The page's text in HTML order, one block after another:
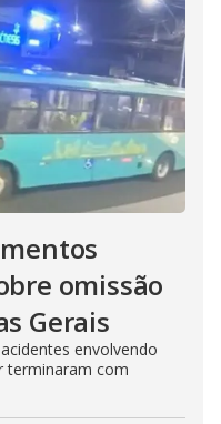
omissão
Gerais
envolvendo
terminaram com